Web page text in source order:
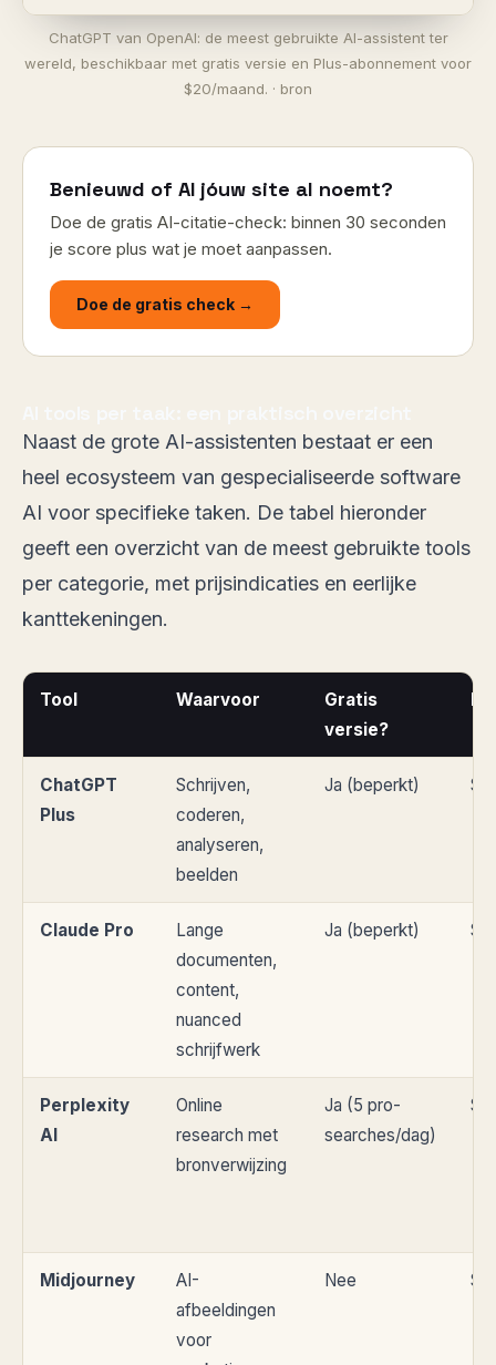
ChatGPT van OpenAI: de meest gebruikte AI-assistent ter
wereld, beschikbaar met gratis versie en Plus-abonnement voor
$20/maand. · bron
Benieuwd of AI jóuw site al noemt?
Doe de gratis AI-citatie-check: binnen 30 seconden
je score plus wat je moet aanpassen.
Doe de gratis check →
Naast de grote AI-assistenten bestaat er een
heel ecosysteem van gespecialiseerde software
AI voor specifieke taken. De tabel hieronder
geeft een overzicht van de meest gebruikte tools
per categorie, met prijsindicaties en eerlijke
kanttekeningen.
Tool Waarvoor
Gratis
versie?
ChatGPT
Plus
Schrijven,
coderen,
analyseren,
beelden
Ja (beperkt)
Claude Pro
Lange
documenten,
content,
nuanced
schrijfwerk
Ja (beperkt)
Perplexity
AI
Online
research met
bronverwijzing
Ja (5 pro-
searches/dag)
Midjourney
AI-
afbeeldingen
voor
Nee